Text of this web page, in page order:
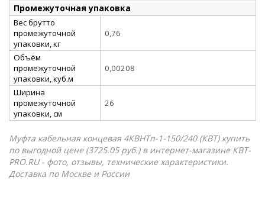
Промежуточная упаковка
Вес брутто
промежуточной
упаковки, кг
0,76
Объём
промежуточной
упаковки, куб.м
0,00208
Ширина
промежуточной
упаковки, см
26
Муфта кабельная концевая 4КВНТп-1-150/240 (КВТ) купить
по выгодной цене (3725.05 руб.) в интернет-магазине КВТ-
PRO.RU - фото, отзывы, технические характеристики.
Доставка по Москве и России